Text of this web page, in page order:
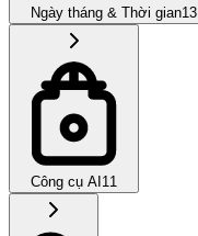
Ngày tháng & Thời gian13
Công cụ AI 11